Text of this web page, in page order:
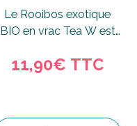
Le Rooibos exotique
BIO en vrac Tea W est
délicieusement
11,90€ TTC